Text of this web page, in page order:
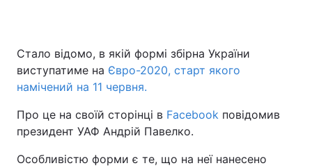
Стало відомо, в якій формі збірна України
виступатиме на Євро-2020, старт якого
намічений на 11 червня.
Про це на своїй сторінці в Facebook повідомив
президент УАФ Андрій Павелко.
Особливістю форми є те, що на неї нанесено